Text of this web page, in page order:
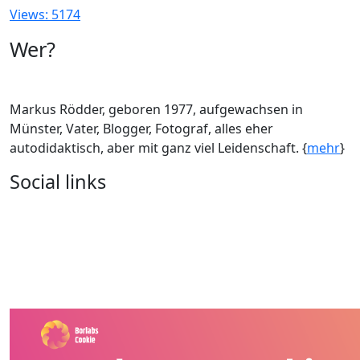
Views: 5174
Wer?
Markus Rödder, geboren 1977, aufgewachsen in
Münster, Vater, Blogger, Fotograf, alles eher
autodidaktisch, aber mit ganz viel Leidenschaft. {mehr}
Social links